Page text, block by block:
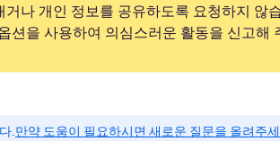
거나 개인 정보를 공유하도록 요청하지 않
션을 사용하여 의심스러운 활동을 신고해
.만약 도움이 필요하시면 새로운 질문을 올려주